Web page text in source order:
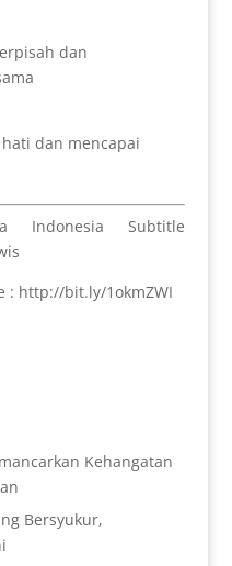
dan
dan mencapai
Indonesia Subtitle
: http://bit.ly/1okmZWI
Kehangatan
Bersyukur,